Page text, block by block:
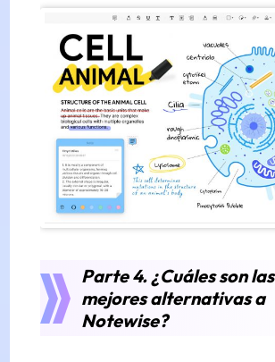
Parte 4. ¿Cuáles son las
mejores alternativas a
Notewise?